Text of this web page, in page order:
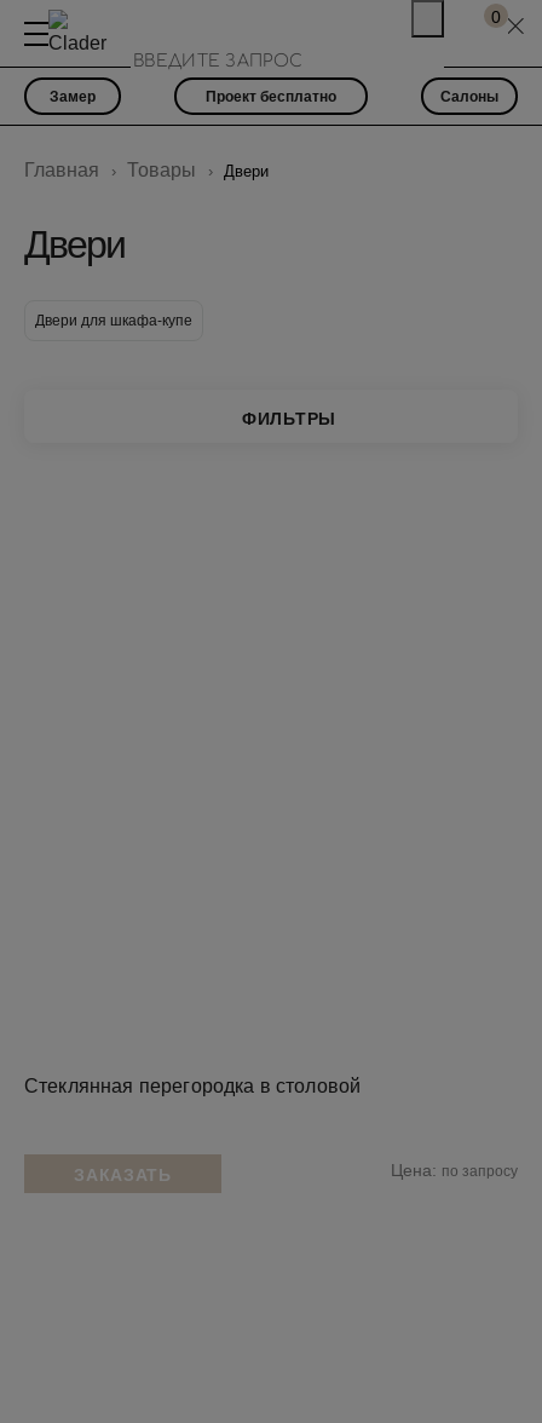
0
Замер Проект бесплатно Салоны
Главная Товары Двери
Двери
Двери для шкафа-купе
ФИЛЬТРЫ
Стеклянная перегородка в столовой
ЗАКАЗАТЬ Цена: по запросу